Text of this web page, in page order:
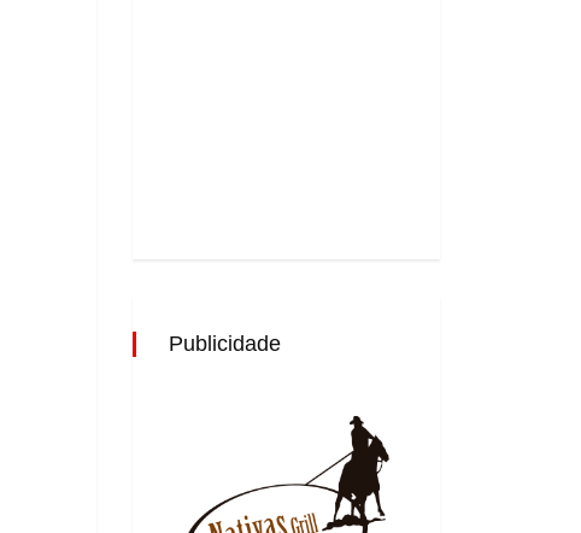
Publicidade